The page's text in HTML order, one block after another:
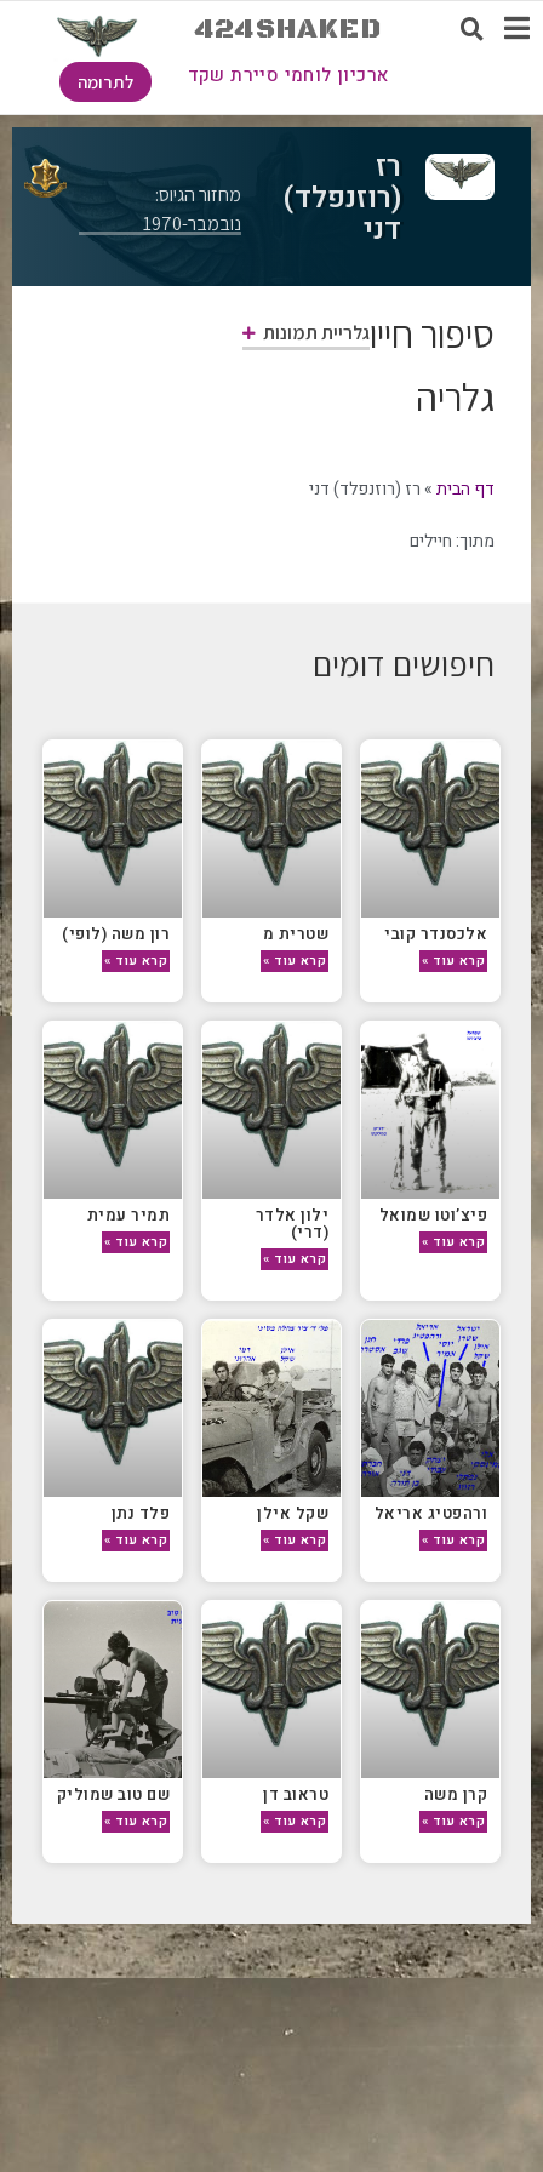
424SHAKED
ארכיון לוחמי סיירת שקד לתרומה
רז
(רוזנפלד)
דני
מחזור הגיוס:
נובמבר-1970
סיפור חייוגלריית תמונות
גלריה
דף הבית» רז (רוזנפלד) דני
מתוך: חיילים
חיפושים דומים
אלכסנדר קובי
קרא עוד »
שטרית מ
קרא עוד »
רון משה (לופי)
קרא עוד »
פיצ’וטו שמואל
קרא עוד »
ילון אלדר
(דרי)
קרא עוד »
תמיר עמית
קרא עוד »
ורהפטיג אריאל
קרא עוד »
שקל אילן
קרא עוד »
פלד נתן
קרא עוד »
קרן משה
קרא עוד »
טראוב דן
קרא עוד »
שם טוב שמוליק
קרא עוד »